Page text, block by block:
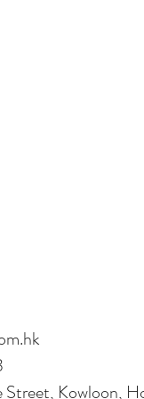
Street, Kowloon,